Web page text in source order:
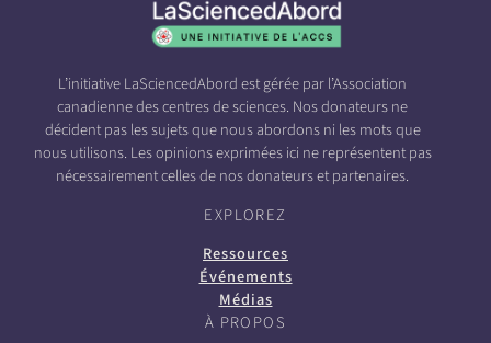
L’initiative LaSciencedAbord est gérée par l’Association
canadienne des centres de sciences. Nos donateurs ne
décident pas les sujets que nous abordons ni les mots que
nous utilisons. Les opinions exprimées ici ne représentent pas
nécessairement celles de nos donateurs et partenaires.
EXPLOREZ
Ressources
Événements
Médias
À PROPOS